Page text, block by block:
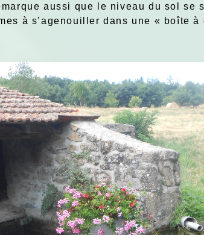
aussi que le niveau du sol se
à s’agenouiller dans une « boîte à